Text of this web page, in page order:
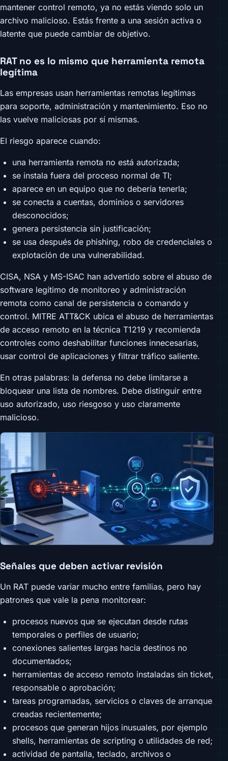
mantener control remoto, ya no estás viendo solo un
archivo malicioso. Estás frente a una sesión activa o
latente que puede cambiar de objetivo.
RAT no es lo mismo que herramienta remota
legítima
Las empresas usan herramientas remotas legítimas
para soporte, administración y mantenimiento. Eso no
las vuelve maliciosas por sí mismas.
El riesgo aparece cuando:
una herramienta remota no está autorizada;
se instala fuera del proceso normal de TI;
aparece en un equipo que no debería tenerla;
se conecta a cuentas, dominios o servidores
desconocidos;
genera persistencia sin justificación;
se usa después de phishing, robo de credenciales o
explotación de una vulnerabilidad.
CISA, NSA y MS-ISAC han advertido sobre el abuso de
software legítimo de monitoreo y administración
remota como canal de persistencia o comando y
control. MITRE ATT&CK ubica el abuso de herramientas
de acceso remoto en la técnica T1219 y recomienda
controles como deshabilitar funciones innecesarias,
usar control de aplicaciones y filtrar tráfico saliente.
En otras palabras: la defensa no debe limitarse a
bloquear una lista de nombres. Debe distinguir entre
uso autorizado, uso riesgoso y uso claramente
malicioso.
Señales que deben activar revisión
Un RAT puede variar mucho entre familias, pero hay
patrones que vale la pena monitorear:
procesos nuevos que se ejecutan desde rutas
temporales o perfiles de usuario;
conexiones salientes largas hacia destinos no
documentados;
herramientas de acceso remoto instaladas sin ticket,
responsable o aprobación;
tareas programadas, servicios o claves de arranque
creadas recientemente;
procesos que generan hijos inusuales, por ejemplo
shells, herramientas de scripting o utilidades de red;
actividad de pantalla, teclado, archivos o